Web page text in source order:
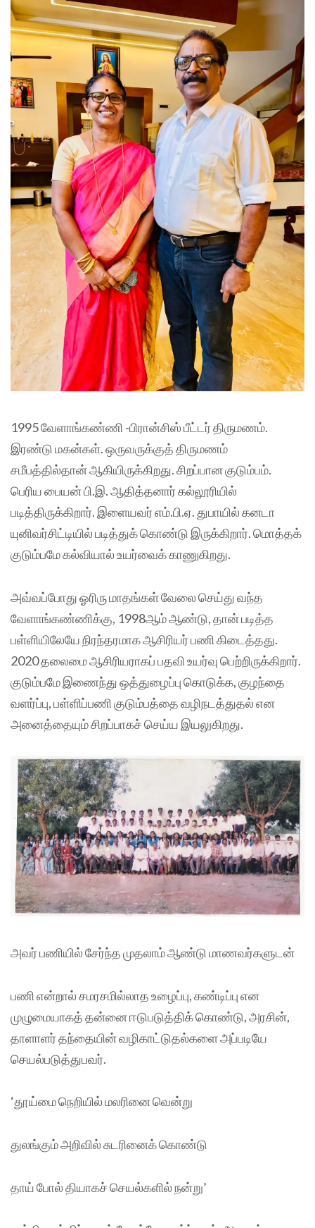
1995 வேளாங்கண்ணி -பிரான்சிஸ் பீட்டர் திருமணம்.
இரண்டு மகன்கள். ஒருவருக்குத் திருமணம்
சமீபத்தில்தான் ஆகியிருக்கிறது. சிறப்பான குடும்பம்.
பெரிய பையன் பி.இ. ஆதித்தனார் கல்லூரியில்
படித்திருக்கிறார். இளையவர் எம்.பி.ஏ. துபாயில் கனடா
யுனிவர்சிட்டியில் படித்துக் கொண்டு இருக்கிறார். மொத்தக்
குடும்பமே கல்வியால் உயர்வைக் காணுகிறது.
அவ்வப்போது ஓரிரு மாதங்கள் வேலை செய்து வந்த
வேளாங்கண்ணிக்கு, 1998ஆம் ஆண்டு, தான் படித்த
பள்ளியிலேயே நிரந்தரமாக ஆசிரியர் பணி கிடைத்தது.
2020 தலைமை ஆசிரியராகப் பதவி உயர்வு பெற்றிருக்கிறார்.
குடும்பமே இணைந்து ஒத்துழைப்பு கொடுக்க, குழந்தை
வளர்ப்பு, பள்ளிப்பணி குடும்பத்தை வழிநடத்துதல் என
அனைத்தையும் சிறப்பாகச் செய்ய இயலுகிறது.
அவர் பணியில் சேர்ந்த முதலாம் ஆண்டு மாணவர்களுடன்
பணி என்றால் சமரசமில்லாத உழைப்பு, கண்டிப்பு என
முழுமையாகத் தன்னை ஈடுபடுத்திக் கொண்டு, அரசின்,
தாளாளர் தந்தையின் வழிகாட்டுதல்களை அப்படியே
செயல்படுத்துபவர்.
‘தூய்மை நெறியில் மலரினை வென்று
துலங்கும் அறிவில் சுடரினைக் கொண்டு
தாய் போல் தியாகச் செயல்களில் நன்று’